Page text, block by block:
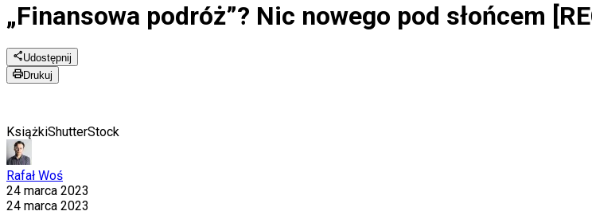
„Finansowa podróż”? Nic nowego pod słońcem
Udostępnij
Drukuj
KsiążkiShutterStock
Rafał Woś
24 marca 2023
24 marca 2023